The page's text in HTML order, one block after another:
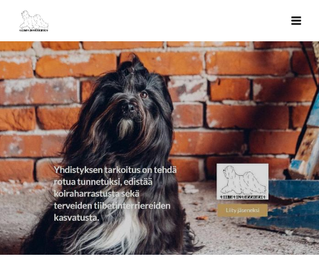
Siirry
sivun
sisältöön
Tiibetinterrierit ry